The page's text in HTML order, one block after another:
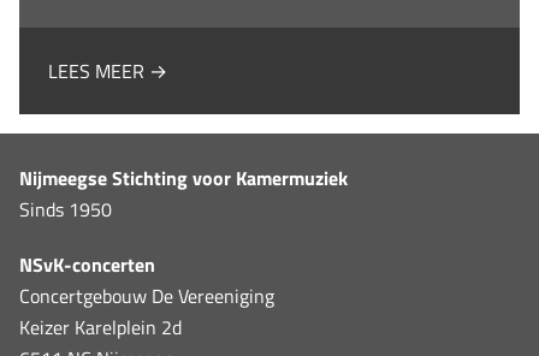
LEES MEER →
Nijmeegse Stichting voor Kamermuziek
Sinds 1950
NSvK-concerten
Concertgebouw De Vereeniging
Keizer Karelplein 2d